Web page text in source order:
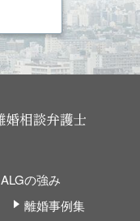
ALGの強み
離婚事例集